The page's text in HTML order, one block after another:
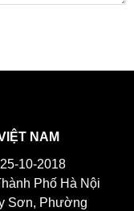
NAM
10-2018
Phố Hà Nội
Sơn, Phường